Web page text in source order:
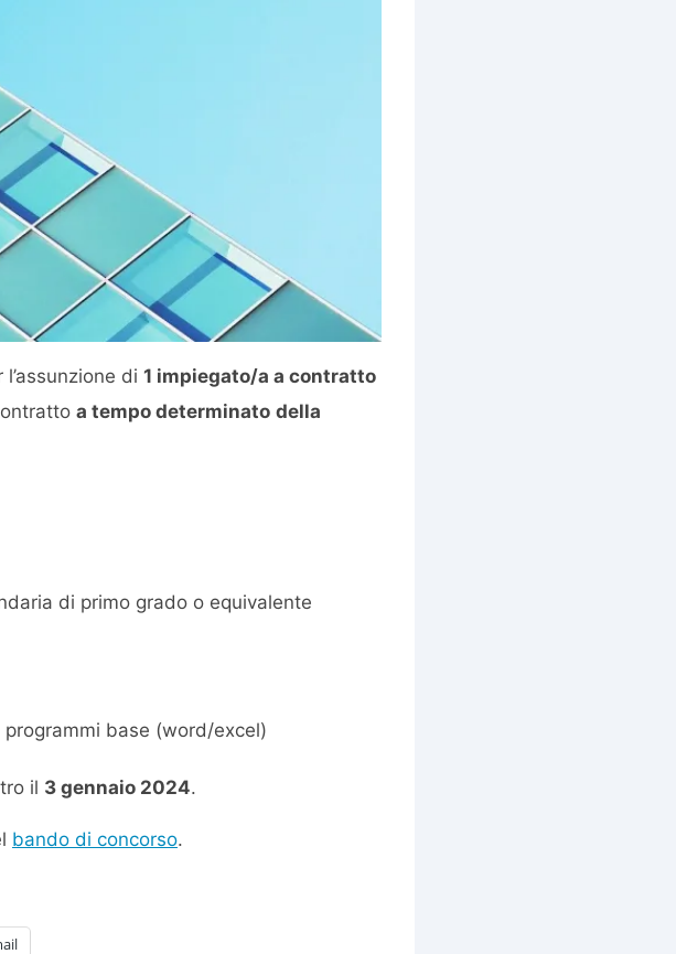
di 1 impiegato/a a contratto
a tempo determinato della
di primo grado o equivalente
base (word/excel)
il 3 gennaio 2024.
bando di concorso.